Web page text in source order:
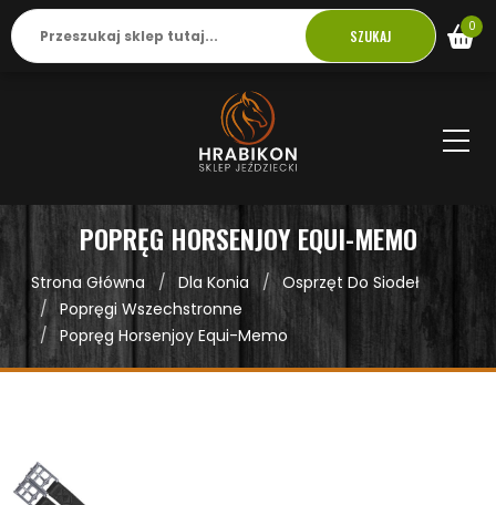
SZUKAJ 0
POPRĘG HORSENJOY EQUI-MEMO
Strona Główna Dla Konia
Osprzęt Do Siodeł
Popręgi Wszechstronne
Popręg Horsenjoy Equi-Memo